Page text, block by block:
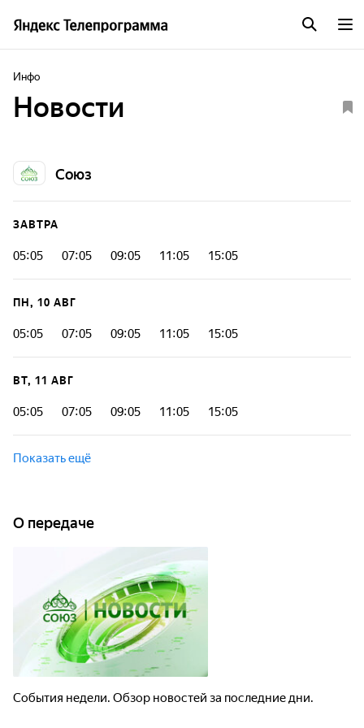
Инфо
Новости
Союз
ЗАВТРА
05:05 07:05 09:05 11:05 15:05
ПН, 10 АВГ
05:05 07:05 09:05 11:05 15:05
ВТ, 11 АВГ
05:05 07:05 09:05 11:05 15:05
Показать ещё
О передаче
События недели. Обзор новостей за последние дни.